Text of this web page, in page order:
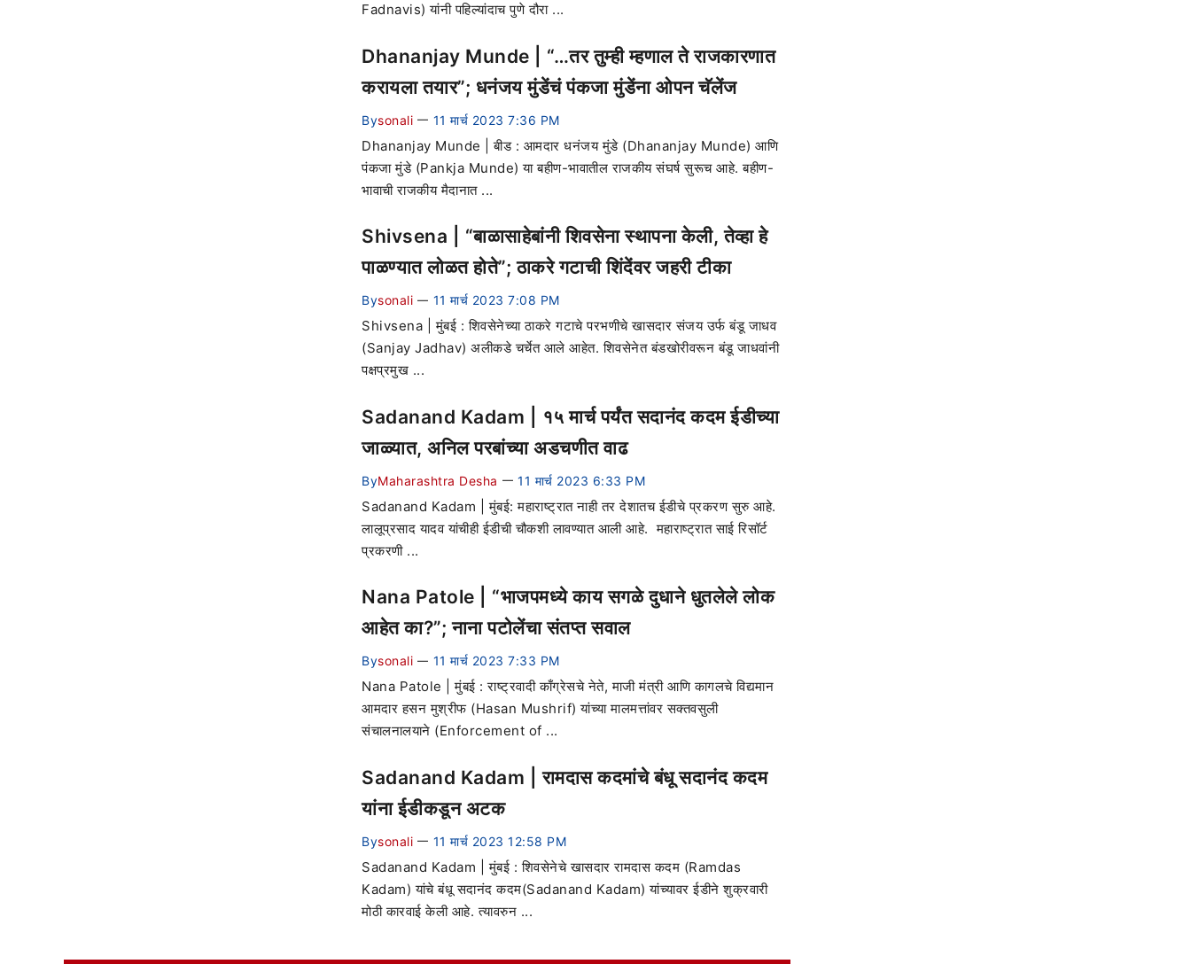
Fadnavis) यांनी पहिल्यांदाच पुणे दौरा ...
Dhananjay Munde | “…तर तुम्ही म्हणाल ते राजकारणात
करायला तयार”; धनंजय मुंडेंचं पंकजा मुंडेंना ओपन चॅलेंज
Bysonali — 11 मार्च 2023 7:36 PM
Dhananjay Munde | बीड : आमदार धनंजय मुंडे (Dhananjay Munde) आणि
पंकजा मुंडे (Pankja Munde) या बहीण-भावातील राजकीय संघर्ष सुरूच आहे. बहीण-
भावाची राजकीय मैदानात ...
Shivsena | “बाळासाहेबांनी शिवसेना स्थापना केली, तेव्हा हे
पाळण्यात लोळत होते”; ठाकरे गटाची शिंदेंवर जहरी टीका
Bysonali — 11 मार्च 2023 7:08 PM
Shivsena | मुंबई : शिवसेनेच्या ठाकरे गटाचे परभणीचे खासदार संजय उर्फ बंडू जाधव
(Sanjay Jadhav) अलीकडे चर्चेत आले आहेत. शिवसेनेत बंडखोरीवरून बंडू जाधवांनी
पक्षप्रमुख ...
Sadanand Kadam | १५ मार्च पर्यंत सदानंद कदम ईडीच्या
जाळ्यात, अनिल परबांच्या अडचणीत वाढ
ByMaharashtra Desha — 11 मार्च 2023 6:33 PM
Sadanand Kadam | मुंबई: महाराष्ट्रात नाही तर देशातच ईडीचे प्रकरण सुरु आहे.
लालूप्रसाद यादव यांचीही ईडीची चौकशी लावण्यात आली आहे. महाराष्ट्रात साई रिसॉर्ट
प्रकरणी ...
Nana Patole | “भाजपमध्ये काय सगळे दुधाने धुतलेले लोक
आहेत का?”; नाना पटोलेंचा संतप्त सवाल
Bysonali — 11 मार्च 2023 7:33 PM
Nana Patole | मुंबई : राष्ट्रवादी काँग्रेसचे नेते, माजी मंत्री आणि कागलचे विद्यमान
आमदार हसन मुश्रीफ (Hasan Mushrif) यांच्या मालमत्तांवर सक्तवसुली
संचालनालयाने (Enforcement of ...
Sadanand Kadam | रामदास कदमांचे बंधू सदानंद कदम
यांना ईडीकडून अटक
Bysonali — 11 मार्च 2023 12:58 PM
Sadanand Kadam | मुंबई : शिवसेनेचे खासदार रामदास कदम (Ramdas
Kadam) यांचे बंधू सदानंद कदम(Sadanand Kadam) यांच्यावर ईडीने शुक्रवारी
मोठी कारवाई केली आहे. त्यावरुन ...